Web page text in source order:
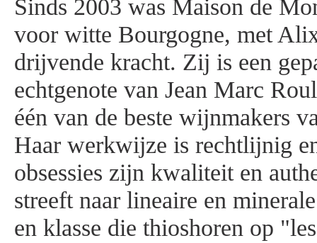
Sinds 2003 was Maison de
voor witte Bourgogne, met
drijvende kracht. Zij is een
echtgenote van Jean Marc
één van de beste wijnmakers
Haar werkwijze is rechtlijnig
obsessies zijn kwaliteit en
streeft naar lineaire en
en klasse die thioshoren op